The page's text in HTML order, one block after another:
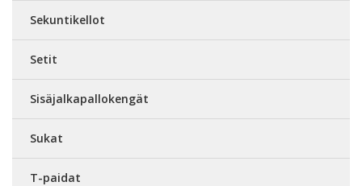
Sekuntikellot
Setit
Sisäjalkapallokengät
Sukat
T-paidat